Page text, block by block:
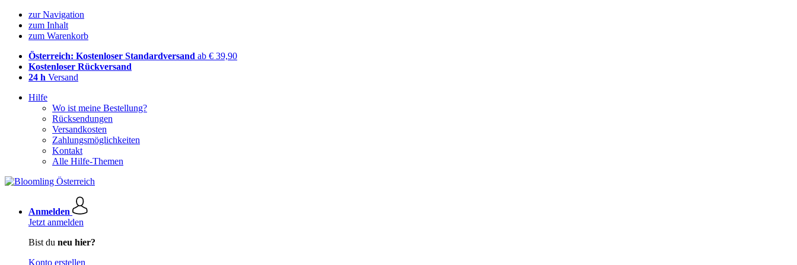
zur Navigation
zum Inhalt
zum Warenkorb
Österreich: Kostenloser Standardversand ab € 39,90
Kostenloser Rückversand
24 h Versand
Hilfe
Wo ist meine Bestellung?
Rücksendungen
Versandkosten
Zahlungsmöglichkeiten
Kontakt
Alle Hilfe-Themen
Anmelden
Jetzt anmelden
Bist du neu hier?
Konto erstellen